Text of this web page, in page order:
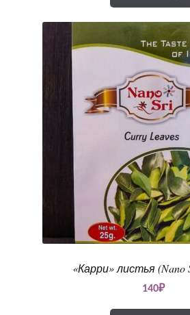
«Карри» листья (Nano
140₽